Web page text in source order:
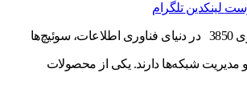
لینکدین تلگرام
بررسی سوئیچ‌های سری 3850 در دنیای فناوری اطلاعات، سوئیچ‌ها
مدیریت شبکه‌ها دارند. یکی از محصولات